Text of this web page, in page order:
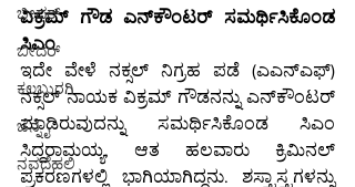
ಬೀದರ್
ಬೀದರ್
ಕಲಬುರಗಿ
ಚೆನ್ನೈ
ನವದೆಹಲಿ
ವಿಕ್ರಮ್ ಗೌಡ ಎನ್‌ಕೌಂಟರ್‌ ಸಮರ್ಥಿಸಿಕೊಂಡ
ಸಿಎಂ
ಇದೇ ವೇಳೆ ನಕ್ಸಲ್ ನಿಗ್ರಹ ಪಡೆ (ಎಎನ್‌ಎಫ್)
ನಕ್ಸಲ್ ನಾಯಕ ವಿಕ್ರಮ್ ಗೌಡನನ್ನು ಎನ್‌ಕೌಂಟರ್‌
ಮಾಡಿರುವುದನ್ನು ಸಮರ್ಥಿಸಿಕೊಂಡ ಸಿಎಂ
ಸಿದ್ದರಾಮಯ್ಯ, ಆತ ಹಲವಾರು ಕ್ರಿಮಿನಲ್
ಪ್ರಕರಣಗಳಲ್ಲಿ ಭಾಗಿಯಾಗಿದ್ದನು. ಶಸ್ತ್ರಾಸ್ತ್ರಗಳನ್ನು